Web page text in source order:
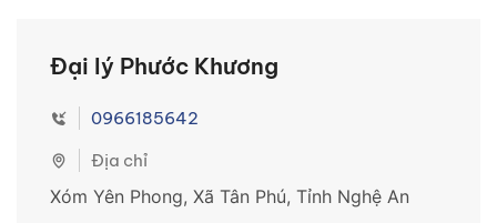
Đại lý Phước Khương
0966185642
Địa chỉ
Xóm Yên Phong, Xã Tân Phú, Tỉnh Nghệ An